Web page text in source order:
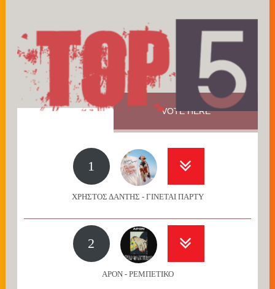
VOTE HERE
1
ΧΡΗΣΤΟΣ ΔΑΝΤΗΣ - ΓΙΝΕΤΑΙ ΠΑΡΤΥ
2
APON - ΡΕΜΠΕΤΙΚΟ